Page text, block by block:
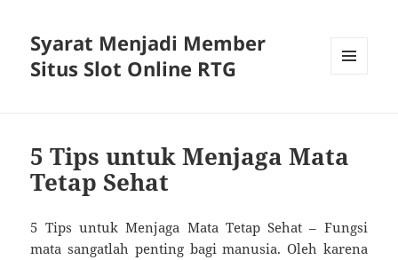
Syarat Menjadi Member
Situs Slot Online RTG
5 Tips untuk Menjaga Mata
Tetap Sehat
5 Tips untuk Menjaga Mata Tetap Sehat – Fungsi
mata sangatlah penting bagi manusia. Oleh karena